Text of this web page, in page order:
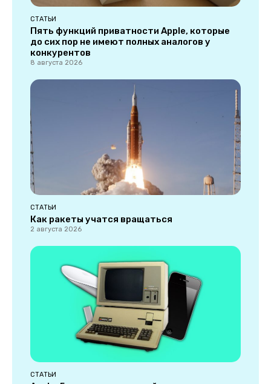
СТАТЬИ
Пять функций приватности Apple, которые
до сих пор не имеют полных аналогов у
конкурентов
8 августа 2026
СТАТЬИ
Как ракеты учатся вращаться
2 августа 2026
СТАТЬИ